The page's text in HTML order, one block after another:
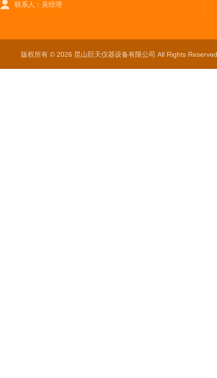
联系人：吴经理
版权所有 © 2026 昆山巨天仪器设备有限公司 All Rights